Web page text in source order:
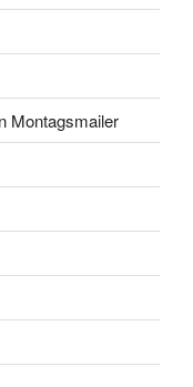
Montagsmailer